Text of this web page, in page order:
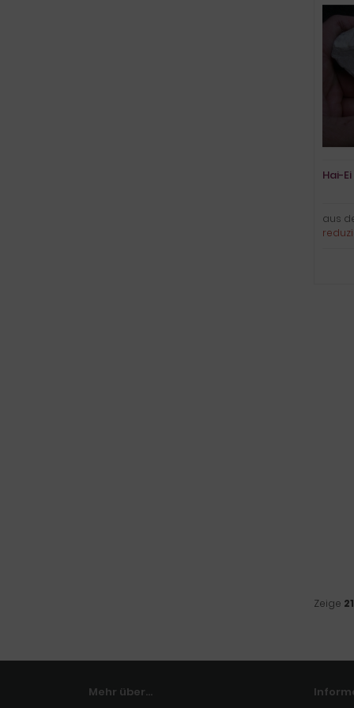
Hai-
aus
Zeige 21
Mehr über...